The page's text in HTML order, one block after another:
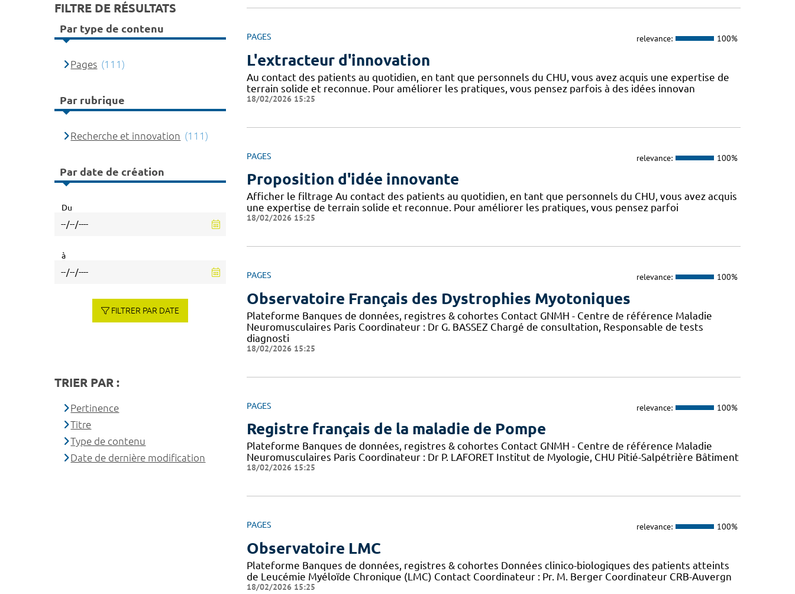
PAGES relevance: 100%
L'extracteur d'innovation
Au contact des patients au quotidien, en tant que personnels du CHU, vous avez acquis une expertise de
terrain solide et reconnue. Pour améliorer les pratiques, vous pensez parfois à des idées innovan
18/02/2026 15:25
PAGES relevance: 100%
Proposition d'idée innovante
Afficher le filtrage Au contact des patients au quotidien, en tant que personnels du CHU, vous avez acquis
une expertise de terrain solide et reconnue. Pour améliorer les pratiques, vous pensez parfoi
18/02/2026 15:25
PAGES relevance: 100%
Observatoire Français des Dystrophies Myotoniques
Plateforme Banques de données, registres & cohortes Contact GNMH - Centre de référence Maladie
Neuromusculaires Paris Coordinateur : Dr G. BASSEZ Chargé de consultation, Responsable de tests
diagnosti
18/02/2026 15:25
PAGES relevance: 100%
Registre français de la maladie de Pompe
Plateforme Banques de données, registres & cohortes Contact GNMH - Centre de référence Maladie
Neuromusculaires Paris Coordinateur : Dr P. LAFORET Institut de Myologie, CHU Pitié-Salpétrière Bâtiment
18/02/2026 15:25
PAGES relevance: 100%
Observatoire LMC
Plateforme Banques de données, registres & cohortes Données clinico-biologiques des patients atteints
de Leucémie Myéloïde Chronique (LMC) Contact Coordinateur : Pr. M. Berger Coordinateur CRB-Auvergn
18/02/2026 15:25
FILTRE DE RÉSULTATS
Par type de contenu
Pages (111)
Par rubrique
Recherche et innovation (111)
Par date de création
Du
à
FILTRER PAR DATE
TRIER PAR :
Pertinence
Titre
Type de contenu
Date de dernière modification